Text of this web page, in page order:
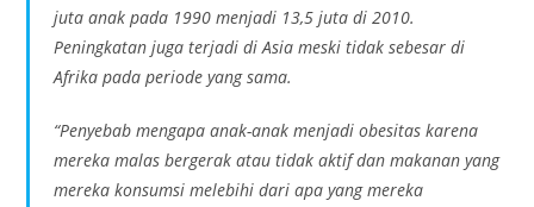
juta anak pada 1990 menjadi 13,5 juta di 2010.
Peningkatan juga terjadi di Asia meski tidak sebesar di
Afrika pada periode yang sama.
“Penyebab mengapa anak-anak menjadi obesitas karena
mereka malas bergerak atau tidak aktif dan makanan yang
mereka konsumsi melebihi dari apa yang mereka